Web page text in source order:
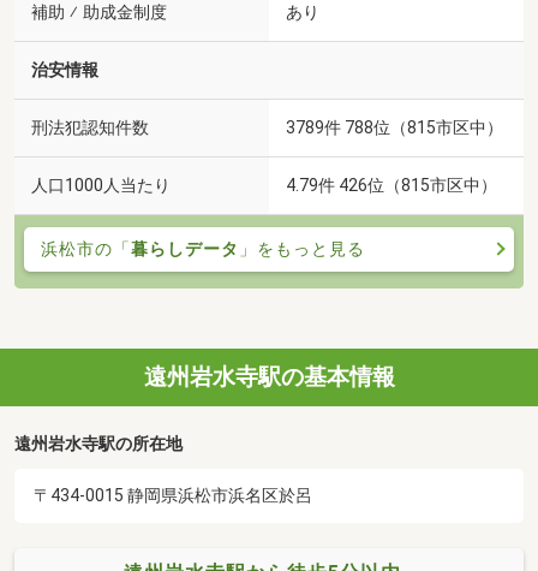
補助 ⁄ 助成金制度 あり
治安情報
刑法犯認知件数 3789件 788位（815市区中）
人口1000人当たり 4.79件 426位（815市区中）
浜松市の「暮らしデータ 」をもっと見る
遠州岩水寺駅の基本情報
遠州岩水寺駅の所在地
〒434-0015 静岡県浜松市浜名区於呂